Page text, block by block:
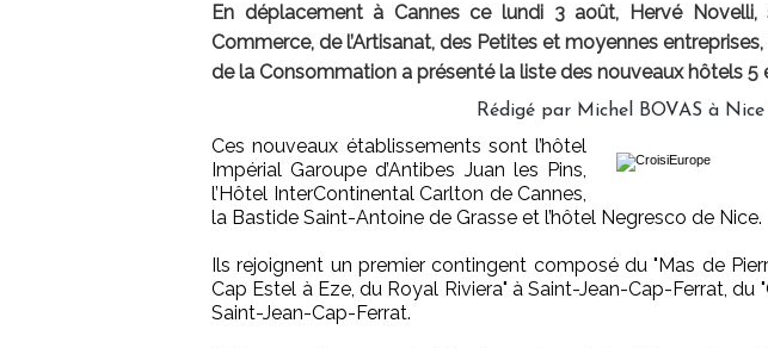
En déplacement à Cannes ce lundi 3 août, Hervé Novelli,
Commerce, de l’Artisanat, des Petites et moyennes
de la Consommation a présenté la liste des nouveaux hôtels 5
Rédigé par Michel BOVAS à
Ces nouveaux établissements sont l’hôtel
Impérial Garoupe d’Antibes Juan les Pins,
l’Hôtel InterContinental Carlton de Cannes,
la Bastide Saint-Antoine de Grasse et l’hôtel Negresco de Nice.
Ils rejoignent un premier contingent composé du "Mas de
Cap Estel à Eze, du Royal Riviera" à Saint-Jean-Cap-Ferrat, du
Saint-Jean-Cap-Ferrat.